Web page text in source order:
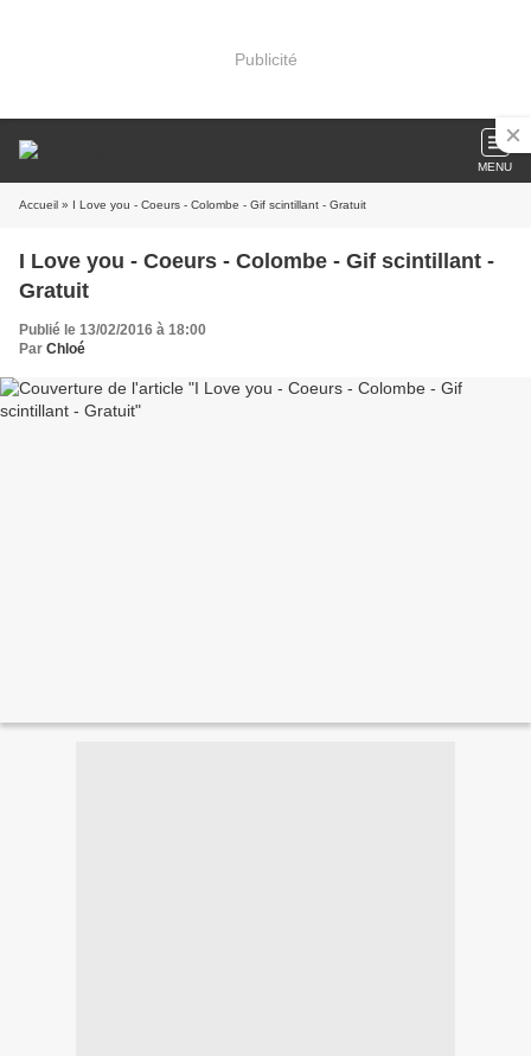
Publicité
MENU
Accueil » I Love you - Coeurs - Colombe - Gif scintillant - Gratuit
I Love you - Coeurs - Colombe - Gif scintillant -
Gratuit
Publié le 13/02/2016 à 18:00
Par Chloé